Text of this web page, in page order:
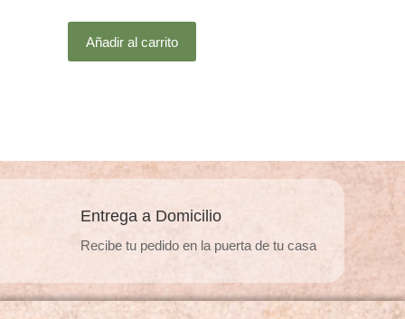
$1.990
hasta
Añadir al carrito
tiene
opciones
se
pueden
en
página
Entrega a Domicilio
Recibe tu pedido en la puerta de tu casa